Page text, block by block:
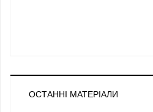
ОСТАННІ МАТЕРІАЛИ